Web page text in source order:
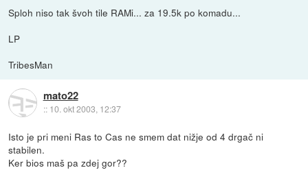
Sploh niso tak švoh tile RAMi... za 19.5k po komadu...
LP
TribesMan
mato22
:: 10. okt 2003, 12:37
Isto je pri meni Ras to Cas ne smem dat nižje od 4 drgač ni
stabilen.
Ker bios maš pa zdej gor??